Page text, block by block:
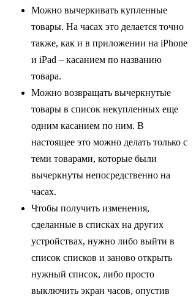
Можно вычеркивать купленные
товары. На часах это делается точно
также, как и в приложении на iPhone
и iPad – касанием по названию
товара.
Можно возвращать вычеркнутые
товары в спиcок некупленных еще
одним касанием по ним. В
настоящее это можно делать только с
теми товарами, которые были
вычеркнуты непосредственно на
часах.
Чтобы получить изменения,
сделанные в списках на других
устройствах, нужно либо выйти в
список списков и заново открыть
нужный список, либо просто
выключить экран часов, опустив